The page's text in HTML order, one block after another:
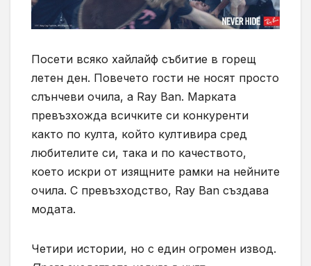
Посети всяко хайлайф събитие в горещ
летен ден. Повечето гости не носят просто
слънчеви очила, а Ray Ban. Марката
превъзхожда всичките си конкуренти
както по култа, който култивира сред
любителите си, така и по качеството,
което искри от изящните рамки на нейните
очила. С превъзходство, Ray Ban създава
модата.
Четири истории, но с един огромен извод.